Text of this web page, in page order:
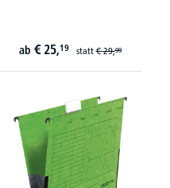
ab € 25,19 statt€ 29,99